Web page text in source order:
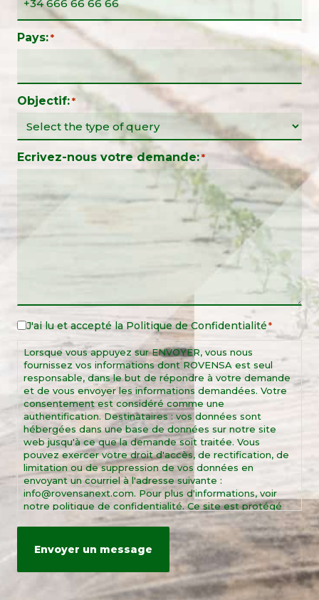
Pays: *
Objectif: *
Ecrivez-nous votre demande: *
Legal
Notice
J'ai lu et accepté la Politique de Confidentialité*
Lorsque vous appuyez sur ENVOYER, vous nous
fournissez vos informations dont ROVENSA est seul
responsable, dans le but de répondre à votre demande
et de vous envoyer les informations demandées. Votre
consentement est considéré comme une
authentification. Destinataires : vos données sont
hébergées dans une base de données sur notre site
web jusqu'à ce que la demande soit traitée. Vous
pouvez exercer votre droit d'accès, de rectification, de
limitation ou de suppression de vos données en
envoyant un courriel à l'adresse suivante :
info@rovensanext.com. Pour plus d'informations, voir
notre politique de confidentialité. Ce site est protégé
par reCAPTCHA et par les règles de confidentialité et
les conditions d'utilisation de Google.